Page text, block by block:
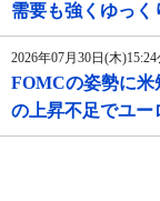
需要も強くゆっく
2026年07月30日(木)15:24
FOMCの姿勢に米
の上昇不足でユー